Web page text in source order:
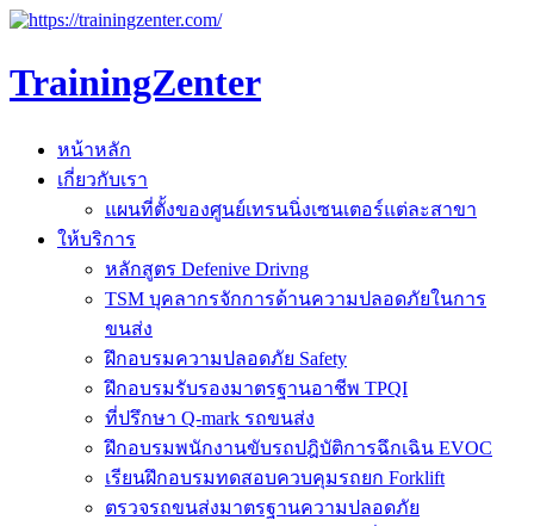
TrainingZenter
หน้าหลัก
เกี่ยวกับเรา
แผนที่ตั้งของศูนย์เทรนนิ่งเซนเตอร์แต่ละสาขา
ให้บริการ
หลักสูตร Defenive Drivng
TSM บุคลากรจักการด้านความปลอดภัยในการ
ขนส่ง
ฝึกอบรมความปลอดภัย Safety
ฝึกอบรมรับรองมาตรฐานอาชีพ TPQI
ที่ปรึกษา Q-mark รถขนส่ง
ฝึกอบรมพนักงานขับรถปฎิบัติการฉึกเฉิน EVOC
เรียนฝึกอบรมทดสอบควบคุมรถยก Forklift
ตรวจรถขนส่งมาตรฐานความปลอดภัย